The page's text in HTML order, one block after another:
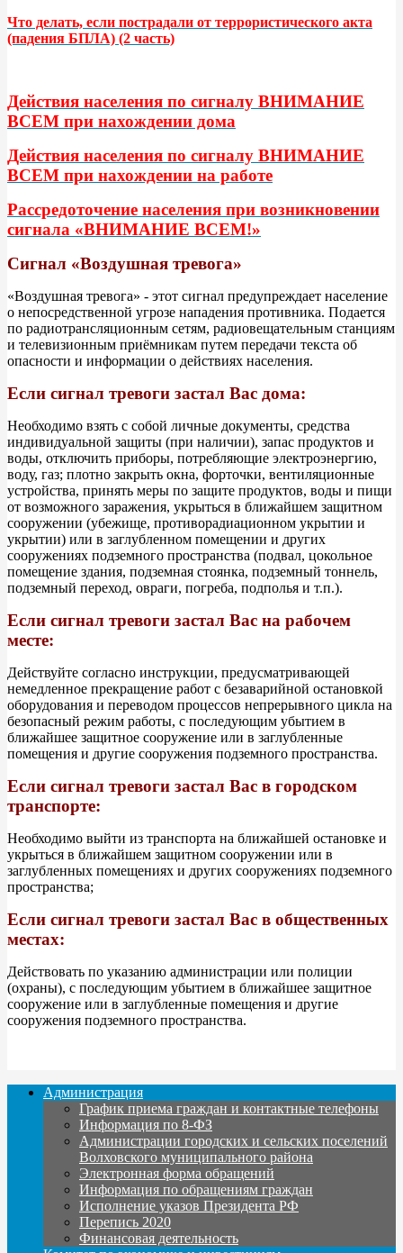
Что делать, если пострадали от террористического акта
(падения БПЛА) (2 часть)
Действия населения по сигналу ВНИМАНИЕ
ВСЕМ при нахождении дома
Действия населения по сигналу ВНИМАНИЕ
ВСЕМ при нахождении на работе
Рассредоточение населения при возникновении
сигнала «ВНИМАНИЕ ВСЕМ!»
Сигнал «Воздушная тревога»
«Воздушная тревога» - этот сигнал предупреждает население
о непосредственной угрозе нападения противника. Подается
по радиотрансляционным сетям, радиовещательным станциям
и телевизионным приёмникам путем передачи текста об
опасности и информации о действиях населения.
Если сигнал тревоги застал Вас дома:
Необходимо взять с собой личные документы, средства
индивидуальной защиты (при наличии), запас продуктов и
воды, отключить приборы, потребляющие электроэнергию,
воду, газ; плотно закрыть окна, форточки, вентиляционные
устройства, принять меры по защите продуктов, воды и пищи
от возможного заражения, укрыться в ближайшем защитном
сооружении (убежище, противорадиационном укрытии и
укрытии) или в заглубленном помещении и других
сооружениях подземного пространства (подвал, цокольное
помещение здания, подземная стоянка, подземный тоннель,
подземный переход, овраги, погреба, подполья и т.п.).
Если сигнал тревоги застал Вас на рабочем
месте:
Действуйте согласно инструкции, предусматривающей
немедленное прекращение работ с безаварийной остановкой
оборудования и переводом процессов непрерывного цикла на
безопасный режим работы, с последующим убытием в
ближайшее защитное сооружение или в заглубленные
помещения и другие сооружения подземного пространства.
Если сигнал тревоги застал Вас в городском
транспорте:
Необходимо выйти из транспорта на ближайшей остановке и
укрыться в ближайшем защитном сооружении или в
заглубленных помещениях и других сооружениях подземного
пространства;
Если сигнал тревоги застал Вас в общественных
местах:
Действовать по указанию администрации или полиции
(охраны), с последующим убытием в ближайшее защитное
сооружение или в заглубленные помещения и другие
сооружения подземного пространства.
Администрация
График приема граждан и контактные телефоны
Информация по 8-ФЗ
Администрации городских и сельских поселений
Волховского муниципального района
Электронная форма обращений
Информация по обращениям граждан
Исполнение указов Президента РФ
Перепись 2020
Финансовая деятельность